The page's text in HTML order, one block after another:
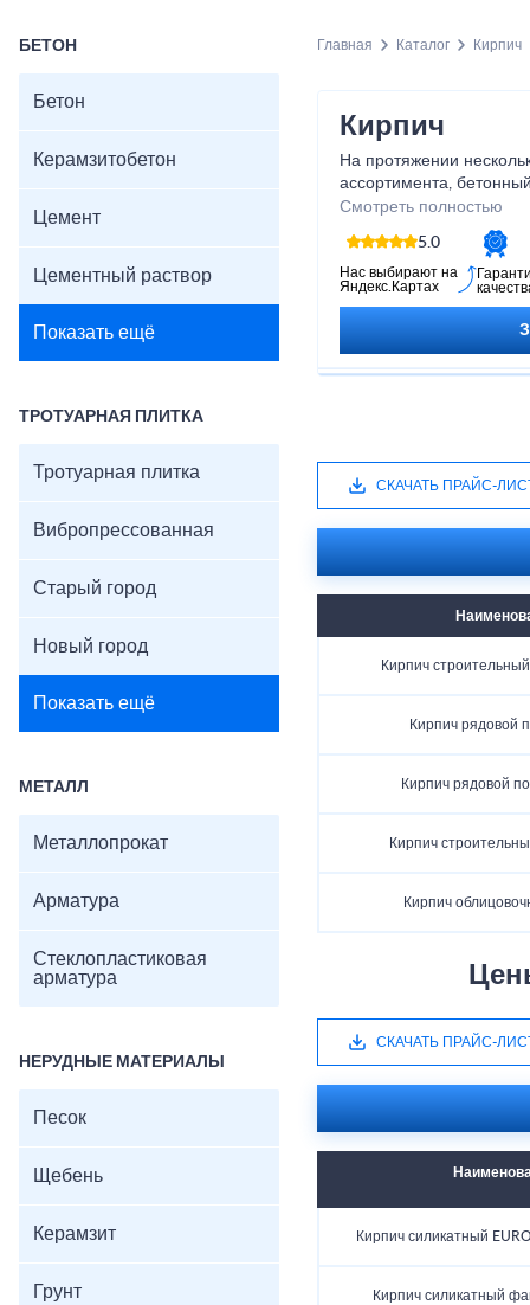
БЕТОН
Бетон
Керамзитобетон
Цемент
Цементный раствор
Показать ещё
ТРОТУАРНАЯ ПЛИТКА
Тротуарная плитка
Вибропрессованная
Старый город
Новый город
Показать ещё
МЕТАЛЛ
Металлопрокат
Арматура
Стеклопластиковая
арматура
НЕРУДНЫЕ МАТЕРИАЛЫ
Песок
Щебень
Керамзит
Грунт
Главная Каталог Кирпич
Кирпич
На протяжении
ассортимента,
купить рядовой
штуку. Стоимость
так как наша компания
должна взвинчивать
нибудь прибыли.
Смотреть полностью
5.0
Нас выбирают на
Яндекс.Картах
СКАЧАТЬ ПРАЙС-
Кирпич
Кирпич рядовой
Кирпич рядовой
Кирпич
Кирпич
СКАЧАТЬ ПРАЙС-
Кирпич силикатный
Кирпич силикатный